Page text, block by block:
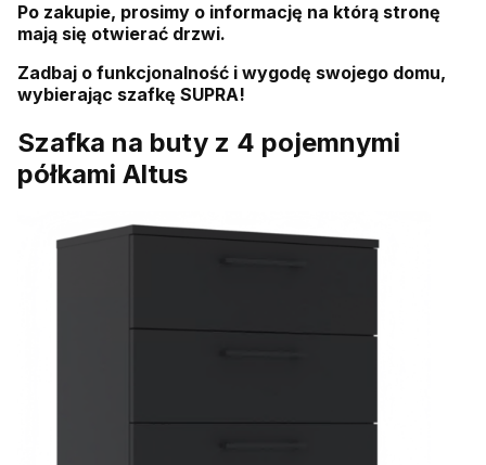
Po zakupie, prosimy o informację na którą stronę
mają się otwierać drzwi.
Zadbaj o funkcjonalność i wygodę swojego domu,
wybierając szafkę SUPRA!
Szafka na buty z 4 pojemnymi
półkami Altus